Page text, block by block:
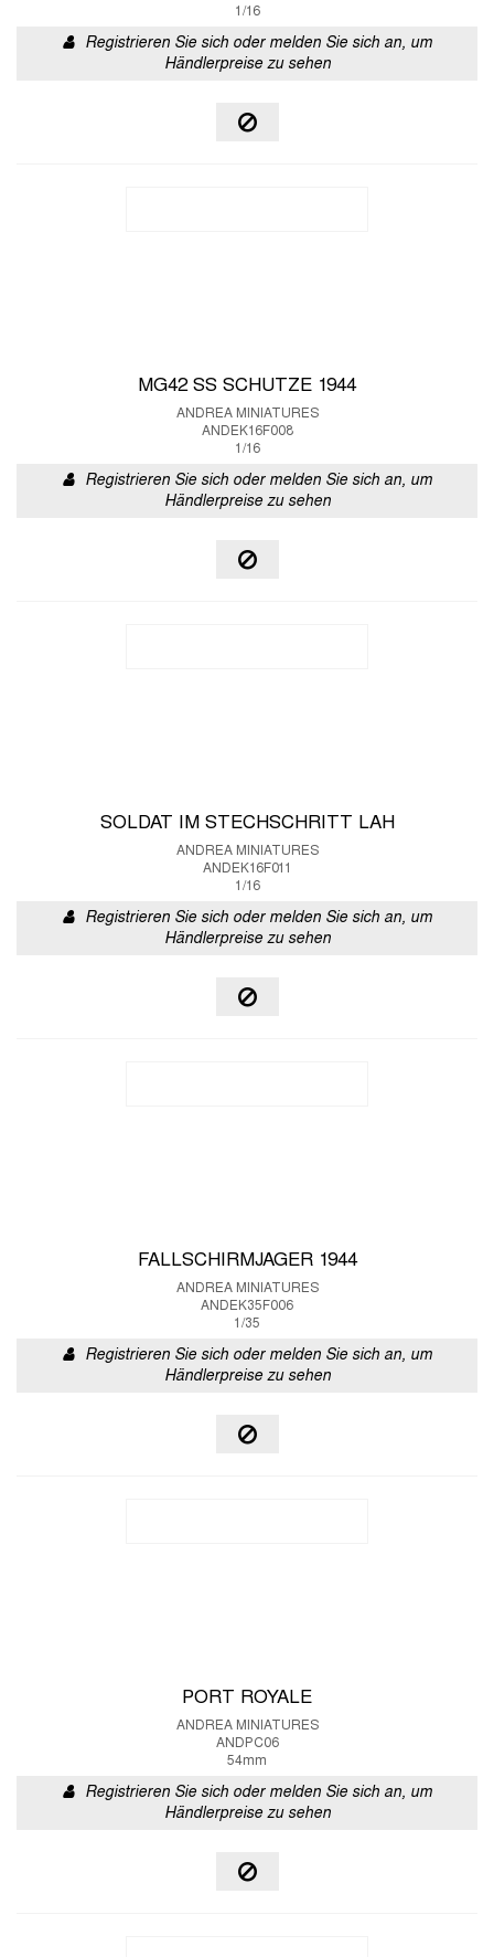
1/16
Registrieren Sie sich oder melden Sie sich an, um
Händlerpreise zu sehen
MG42 SS SCHUTZE 1944
ANDREA MINIATURES
ANDEK16F008
1/16
Registrieren Sie sich oder melden Sie sich an, um
Händlerpreise zu sehen
SOLDAT IM STECHSCHRITT LAH
ANDREA MINIATURES
ANDEK16F011
1/16
Registrieren Sie sich oder melden Sie sich an, um
Händlerpreise zu sehen
FALLSCHIRMJAGER 1944
ANDREA MINIATURES
ANDEK35F006
1/35
Registrieren Sie sich oder melden Sie sich an, um
Händlerpreise zu sehen
PORT ROYALE
ANDREA MINIATURES
ANDPC06
54mm
Registrieren Sie sich oder melden Sie sich an, um
Händlerpreise zu sehen